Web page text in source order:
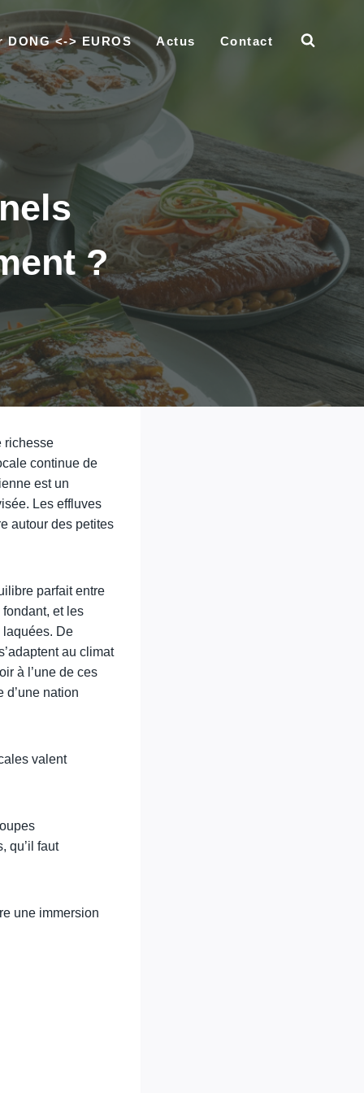
<-> EUROS Actus Contact
?
richesse
continue de
est un
Les effluves
autour des petites
parfait entre
et les
laquées. De
au climat
à l’une de ces
d’une nation
valent
qu’il faut
une immersion